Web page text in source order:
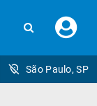
seu
São Paulo, SP